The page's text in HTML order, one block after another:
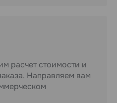
расчет стоимости и
Направляем вам